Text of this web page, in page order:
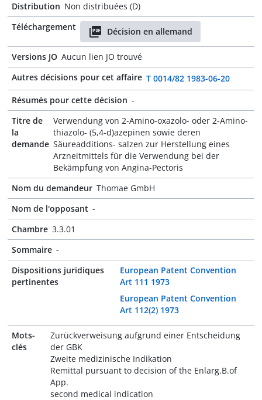
Distribution Non distribuées (D)
Téléchargement
Décision en allemand
Versions JO Aucun lien JO trouvé
Autres décisions pour cet affaire T 0014/82 1983-06-20
Résumés pour cette décision -
Titre de
la
demande
Verwendung von 2-Amino-oxazolo- oder 2-Amino-
thiazolo- (5,4-d)azepinen sowie deren
Säureadditions- salzen zur Herstellung eines
Arzneitmittels für die Verwendung bei der
Bekämpfung von Angina-Pectoris
Nom du demandeur Thomae GmbH
Nom de l'opposant -
Chambre 3.3.01
Sommaire -
Dispositions juridiques
pertinentes
European Patent Convention
Art 111 1973
European Patent Convention
Art 112(2) 1973
Mots-
clés
Zurückverweisung aufgrund einer Entscheidung
der GBK
Zweite medizinische Indikation
Remittal pursuant to decision of the Enlarg.B.of
App.
second medical indication